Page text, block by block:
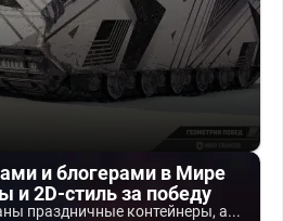
и блогерами в Мире
и 2D-стиль за победу
праздничные контейнеры, а...